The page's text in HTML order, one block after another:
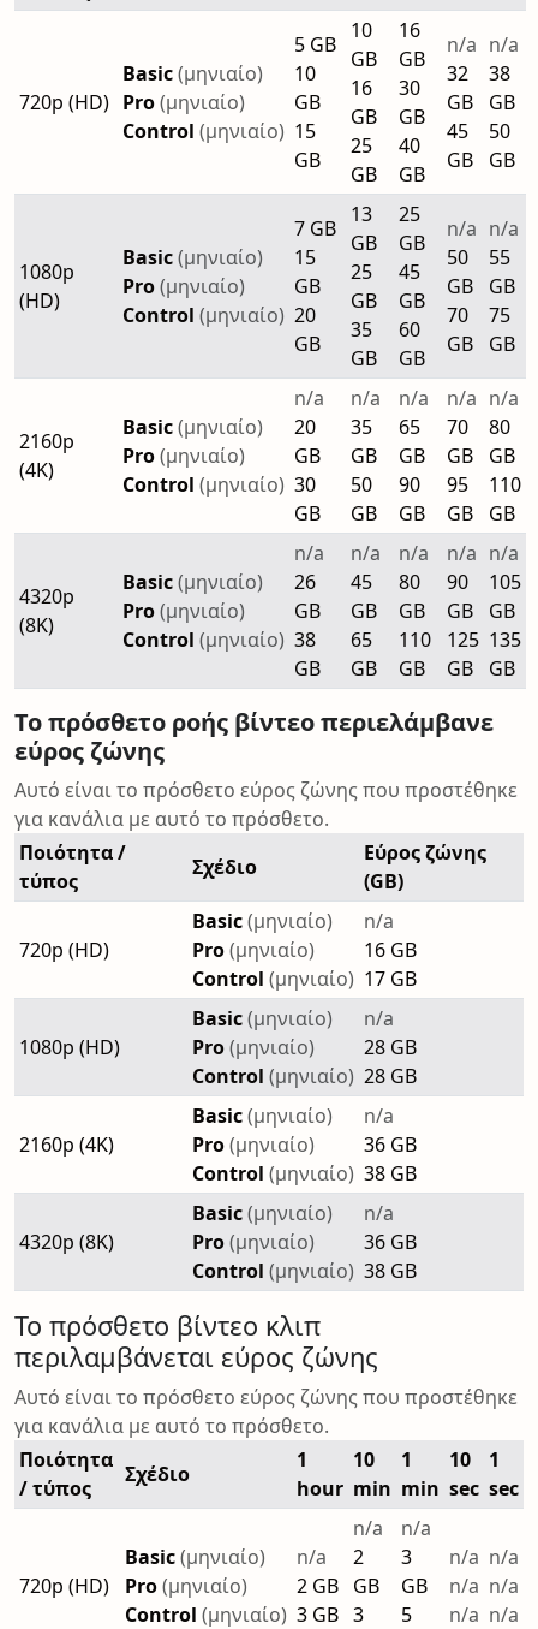
720p (HD)
Basic(μηνιαίο)
Pro(μηνιαίο)
Control (μηνιαίο)
5 GB
10
GB
15
GB
10
GB
16
GB
25
GB
16
GB
30
GB
40
GB
n/a
32
GB
45
GB
n/a
38
GB
50
GB
1080p
(HD)
Basic(μηνιαίο)
Pro(μηνιαίο)
Control (μηνιαίο)
7 GB
15
GB
20
GB
13
GB
25
GB
35
GB
25
GB
45
GB
60
GB
n/a
50
GB
70
GB
n/a
55
GB
75
GB
2160p
(4K)
Basic(μηνιαίο)
Pro(μηνιαίο)
Control (μηνιαίο)
n/a
20
GB
30
GB
n/a
35
GB
50
GB
n/a
65
GB
90
GB
n/a
70
GB
95
GB
n/a
80
GB
110
GB
4320p
(8K)
Basic(μηνιαίο)
Pro(μηνιαίο)
Control (μηνιαίο)
n/a
26
GB
38
GB
n/a
45
GB
65
GB
n/a
80
GB
110
GB
n/a
90
GB
125
GB
n/a
105
GB
135
GB
Το πρόσθετο ροής βίντεο περιελάμβανε
εύρος ζώνης
Αυτό είναι το πρόσθετο εύρος ζώνης που προστέθηκε
για κανάλια με αυτό το πρόσθετο.
Ποιότητα /
τύπος
Σχέδιο
Εύρος ζώνης
(GB)
720p (HD)
Basic(μηνιαίο)
Pro(μηνιαίο)
Control (μηνιαίο)
n/a
16 GB
17 GB
1080p (HD)
Basic(μηνιαίο)
Pro(μηνιαίο)
Control (μηνιαίο)
n/a
28 GB
28 GB
2160p (4K)
Basic(μηνιαίο)
Pro(μηνιαίο)
Control (μηνιαίο)
n/a
36 GB
38 GB
4320p (8K)
Basic(μηνιαίο)
Pro(μηνιαίο)
Control (μηνιαίο)
n/a
36 GB
38 GB
Το πρόσθετο βίντεο κλιπ
περιλαμβάνεται εύρος ζώνης
Αυτό είναι το πρόσθετο εύρος ζώνης που προστέθηκε
για κανάλια με αυτό το πρόσθετο.
Ποιότητα
/ τύπος
Σχέδιο
1
hour
10
min
1
min
10
sec
1
sec
720p (HD)
Basic(μηνιαίο)
Pro(μηνιαίο)
Control (μηνιαίο)
n/a
2 GB
3 GB
n/a
2
GB
3
n/a
3
GB
5
n/a
n/a
n/a
n/a
n/a
n/a